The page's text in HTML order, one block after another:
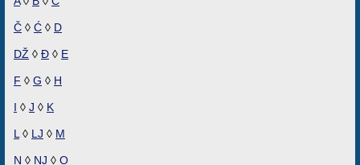
Č ◊ Ć ◊ D
DŽ ◊ Đ ◊ E
F ◊ G ◊ H
I ◊ J ◊ K
L ◊ LJ ◊ M
N ◊ NJ ◊ O